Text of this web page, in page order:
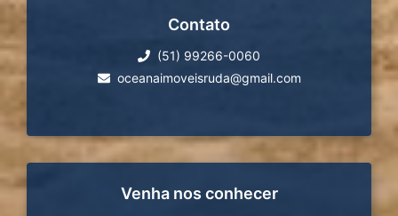
Contato
(51) 99266-0060
oceanaimoveisruda@gmail.com
Venha nos conhecer